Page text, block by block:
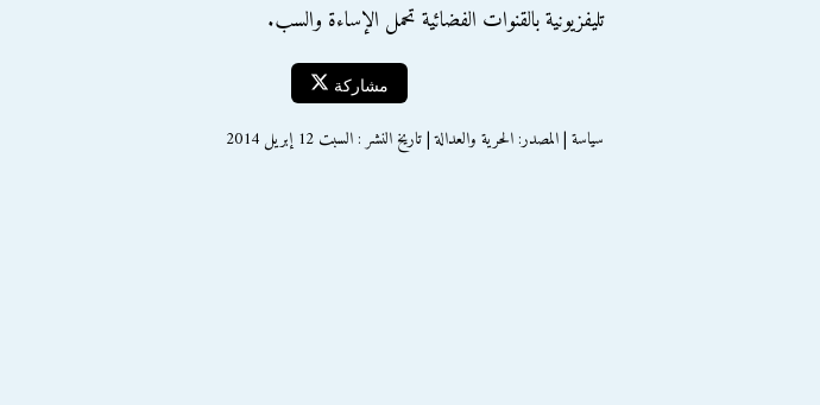
تليفزيونية بالقنوات الفضائية تحمل الإساءة والسب.
مشاركة
سياسة | المصدر: الحرية والعدالة | تاريخ النشر : السبت 12 إبريل 2014